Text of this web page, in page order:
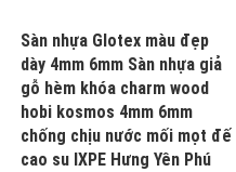
Sàn nhựa Glotex màu đẹp
dày 4mm 6mm Sàn nhựa giả
gỗ hèm khóa charm wood
hobi kosmos 4mm 6mm
chống chịu nước mối mọt đế
cao su IXPE Hưng Yên Phú